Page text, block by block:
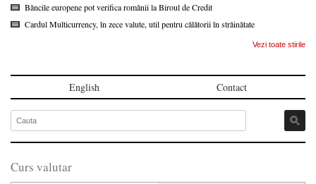
Băncile europene pot verifica românii la Biroul de Credit
Cardul Multicurrency, în zece valute, util pentru călătorii în străinătate
Vezi toate stirile
English Contact
Curs valutar